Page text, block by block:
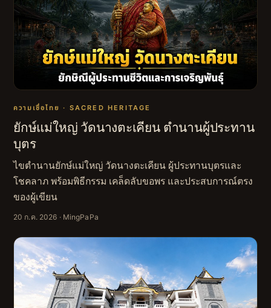
ความเชื่อไทย · SACRED HERITAGE
ยักษ์แม่ใหญ่ วัดนางตะเคียน ตำนานผู้ประทาน
บุตร
ไขตำนานยักษ์แม่ใหญ่ วัดนางตะเคียน ผู้ประทานบุตรและ
โชคลาภ พร้อมพิธีกรรม เคล็ดลับขอพร และประสบการณ์ตรง
ของผู้เขียน
20 ก.ค. 2026 · MingPaPa